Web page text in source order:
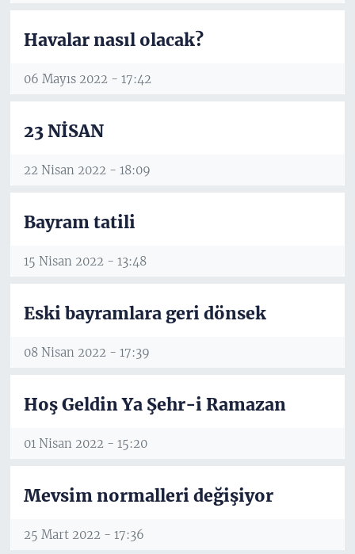
Havalar nasıl olacak?
06 Mayıs 2022 - 17:42
23 NİSAN
22 Nisan 2022 - 18:09
Bayram tatili
15 Nisan 2022 - 13:48
Eski bayramlara geri dönsek
08 Nisan 2022 - 17:39
Hoş Geldin Ya Şehr-i Ramazan
01 Nisan 2022 - 15:20
Mevsim normalleri değişiyor
25 Mart 2022 - 17:36